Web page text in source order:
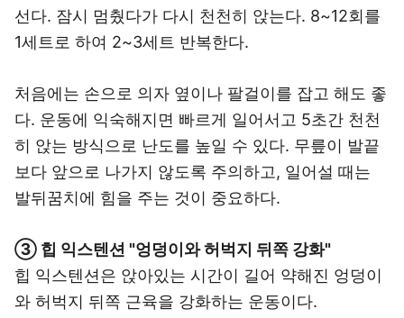
선다. 잠시 멈췄다가 다시 천천히 앉는다. 8~12회를
1세트로 하여 2~3세트 반복한다.
처음에는 손으로 의자 옆이나 팔걸이를 잡고 해도 좋
다. 운동에 익숙해지면 빠르게 일어서고 5초간 천천
히 앉는 방식으로 난도를 높일 수 있다. 무릎이 발끝
보다 앞으로 나가지 않도록 주의하고, 일어설 때는
발뒤꿈치에 힘을 주는 것이 중요하다.
③ 힙 익스텐션 "엉덩이와 허벅지 뒤쪽 강화"
힙 익스텐션은 앉아있는 시간이 길어 약해진 엉덩이
와 허벅지 뒤쪽 근육을 강화하는 운동이다.